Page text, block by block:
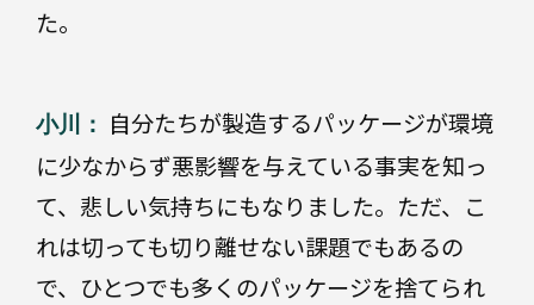
た。
小川：
自分たちが製造するパッケージが環境
に少なからず悪影響を与えている事実を知っ
て、悲しい気持ちにもなりました。ただ、こ
れは切っても切り離せない課題でもあるの
で、ひとつでも多くのパッケージを捨てられ